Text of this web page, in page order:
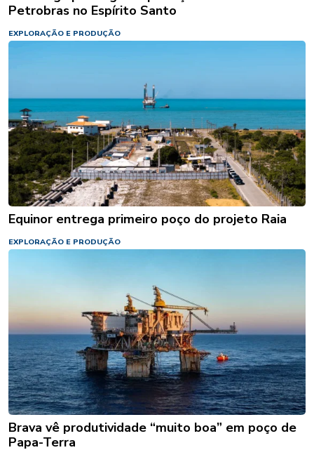
Petrobras no Espírito Santo
EXPLORAÇÃO E PRODUÇÃO
Equinor entrega primeiro poço do projeto Raia
EXPLORAÇÃO E PRODUÇÃO
Brava vê produtividade “muito boa” em poço de
Papa-Terra